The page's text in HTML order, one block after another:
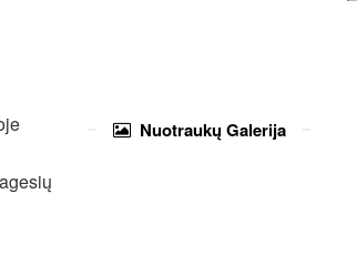
NuotraukųGalerija